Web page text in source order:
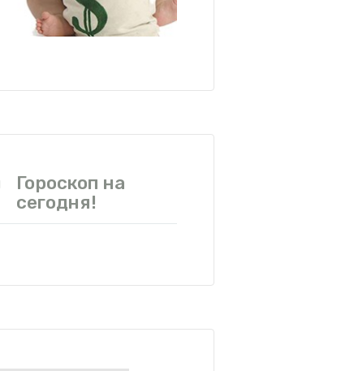
Гороскоп на
сегодня!